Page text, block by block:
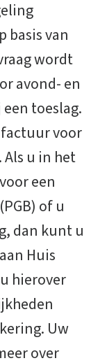
basis van
wordt
avond- en
toeslag.
voor
u in het
een
of u
dan kunt u
Huis
hierover
Uw
over